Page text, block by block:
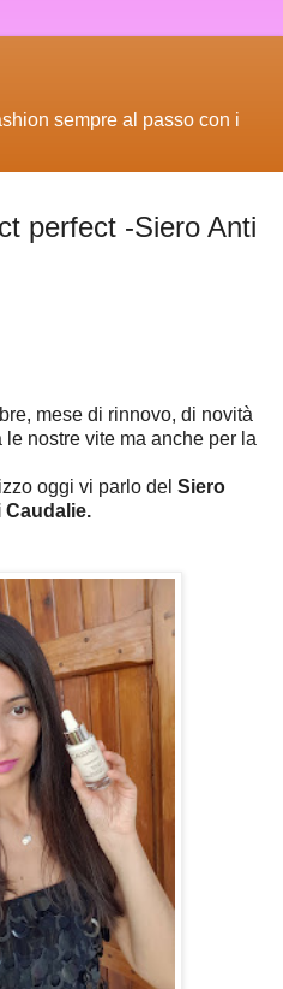
sempre al passo con i
perfect -Siero Anti
mese di rinnovo, di novità
nostre vite ma anche per la
oggi vi parlo del Siero
Caudalie.